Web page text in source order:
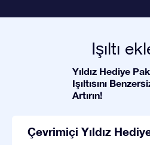
Işıltı
Yıldız Hediye
Işıltısını
Artırın!
Çevrimiçi Yıldız